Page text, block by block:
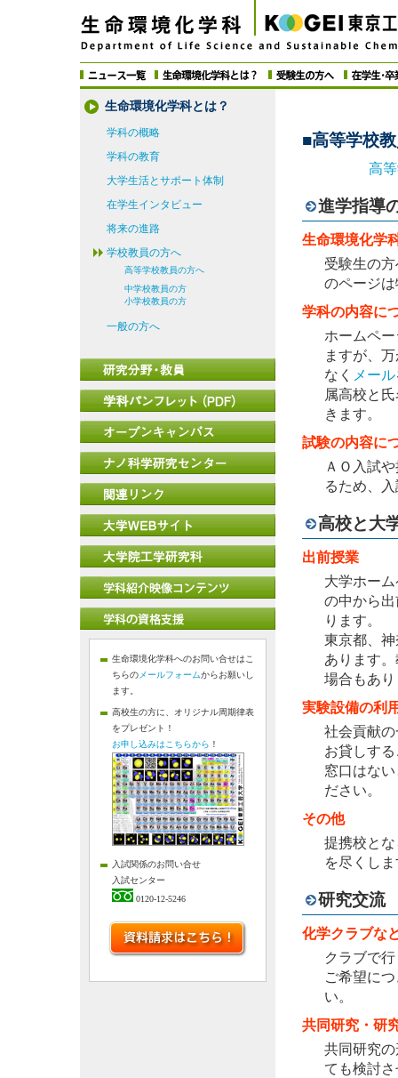
生命環境化学科とは？
学科の概略
学科の教育
大学生活とサポート体制
在学生インタビュー
将来の進路
学校教員の方へ
高等学校教員の方へ
中学校教員の方
小学校教員の方
一般の方へ
生命環境化学科へのお問い合せはこ
ちらの メールフォームからお願いし
ます。
高校生の方に、オリジナル周期律表
をプレゼント！
お申し込みはこちらから ！
入試関係のお問い合せ
入試センター
0120-12-5246
■高等学校
高
進学指導
生命環境化学
受験生の
のページ
学科の内容に
ホームペ
ますが、
なく メール
属高校と
きます。
試験の内容に
ＡＯ入試
るため、
高校と大
出前授業
大学ホー
の中から
ります。
東京都、
あります
場合もあ
実験設備の利
社会貢献
お貸しす
窓口はな
ださい。
その他
提携校と
を尽くし
研究交流
化学クラブな
クラブで
ご希望に
い。
共同研究・研
共同研究
ても検討